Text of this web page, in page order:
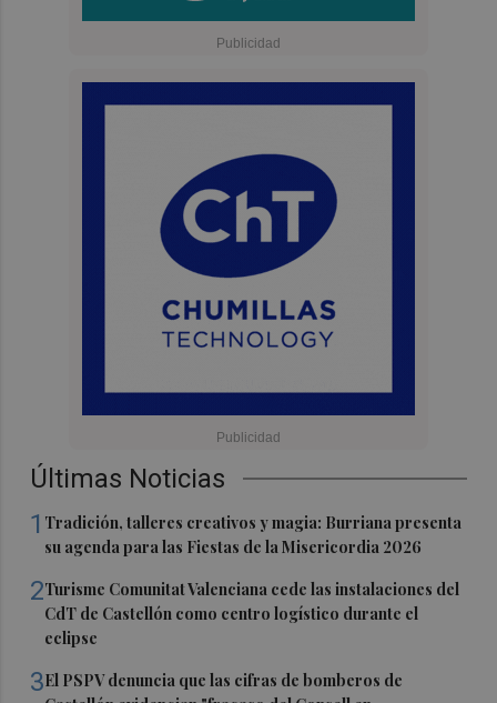
Últimas Noticias
1 Tradición, talleres creativos y magia: Burriana presenta
su agenda para las Fiestas de la Misericordia 2026
2Turisme Comunitat Valenciana cede las instalaciones del
CdT de Castellón como centro logístico durante el
eclipse
3El PSPV denuncia que las cifras de bomberos de